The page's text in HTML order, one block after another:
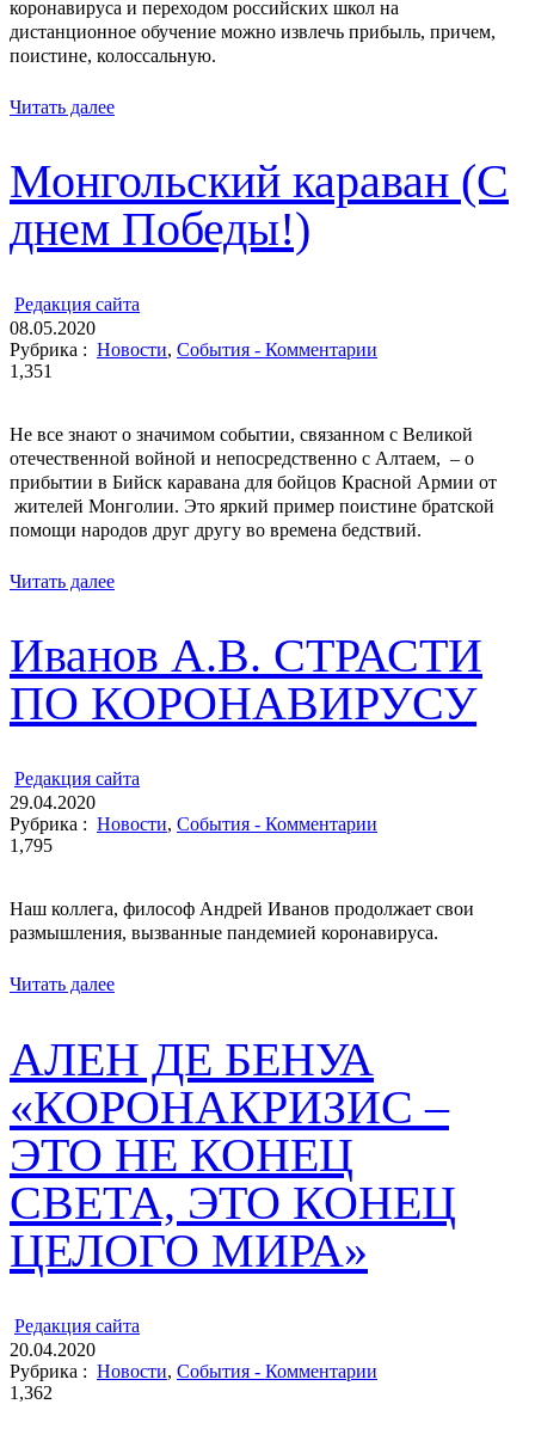
коронавируса и переходом российских школ на
дистанционное обучение можно извлечь прибыль, причем,
поистине, колоссальную.
Читать далее
Монгольский караван (С
днем Победы!)
Редакция cайта
08.05.2020
Рубрика : Новости, События - Комментарии
1,351
Не все знают о значимом событии, связанном с Великой
отечественной войной и непосредственно с Алтаем, – о
прибытии в Бийск каравана для бойцов Красной Армии от
жителей Монголии. Это яркий пример поистине братской
помощи народов друг другу во времена бедствий.
Читать далее
Иванов А.В. СТРАСТИ
ПО КОРОНАВИРУСУ
Редакция cайта
29.04.2020
Рубрика : Новости, События - Комментарии
1,795
Наш коллега, философ Андрей Иванов продолжает свои
размышления, вызванные пандемией коронавируса.
Читать далее
АЛЕН ДЕ БЕНУА
«КОРОНАКРИЗИС –
ЭТО НЕ КОНЕЦ
СВЕТА, ЭТО КОНЕЦ
ЦЕЛОГО МИРА»
Редакция cайта
20.04.2020
Рубрика : Новости, События - Комментарии
1,362